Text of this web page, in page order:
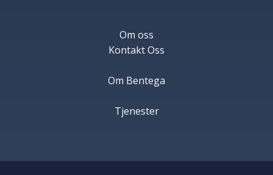
Om oss
Kontakt Oss
Om Bentega
Tjenester